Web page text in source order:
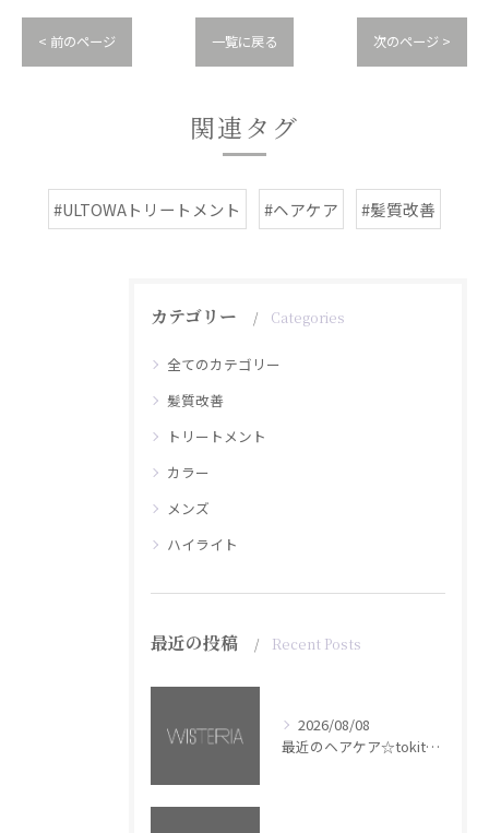
< 前のページ 一覧に戻る 次のページ >
関連タグ
#ULTOWAトリートメント #ヘアケア #髪質改善
カテゴリー Categories
全てのカテゴリー
髪質改善
トリートメント
カラー
メンズ
ハイライト
最近の投稿 Recent Posts
2026/08/08
最近のヘアケア☆tokita【銀座・美容室WISTERIA】